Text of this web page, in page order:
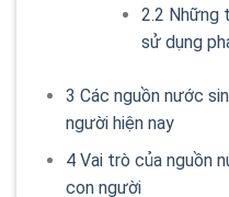
2.2 Những
sử dụng
3 Các nguồn nước
người hiện nay
4Vai trò của nguồn
con người